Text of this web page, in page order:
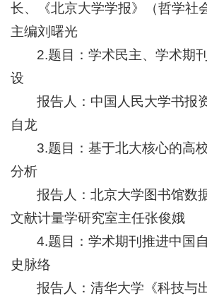
长、《北京大学学报》（哲学社
主编刘曙光
2.题目：学术民主、学术期
设
报告人：中国人民大学书报
自龙
3.题目：基于北大核心的高
分析
报告人：北京大学图书馆数
文献计量学研究室主任张俊娥
4.题目：学术期刊推进中国
史脉络
报告人：清华大学《科技与